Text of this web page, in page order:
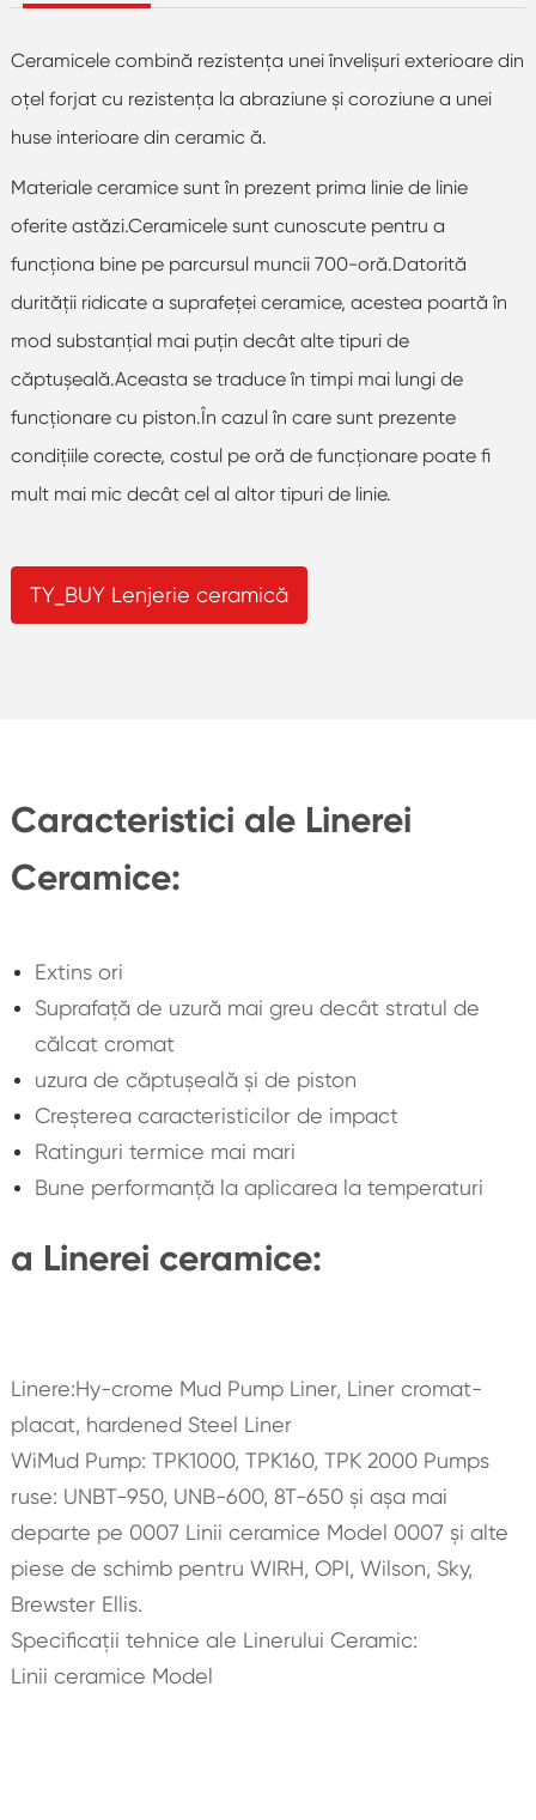
Ceramicele combină rezistența unei învelișuri exterioare din
oțel forjat cu rezistența la abraziune și coroziune a unei
huse interioare din ceramic ă.
Materiale ceramice sunt în prezent prima linie de linie
oferite astăzi.Ceramicele sunt cunoscute pentru a
funcționa bine pe parcursul muncii 700-oră.Datorită
durității ridicate a suprafeței ceramice, acestea poartă în
mod substanțial mai puțin decât alte tipuri de
căptușeală.Aceasta se traduce în timpi mai lungi de
funcționare cu piston.În cazul în care sunt prezente
condițiile corecte, costul pe oră de funcționare poate fi
mult mai mic decât cel al altor tipuri de linie.
TY_BUY Lenjerie ceramică
Caracteristici ale Linerei
Ceramice:
Extins ori
Suprafață de uzură mai greu decât stratul de
călcat cromat
uzura de căptuşeală și de piston
Creșterea caracteristicilor de impact
Ratinguri termice mai mari
Bune performanță la aplicarea la temperaturi
a Linerei ceramice:
Linere:Hy-crome Mud Pump Liner, Liner cromat-
placat, hardened Steel Liner
WiMud Pump: TPK1000, TPK160, TPK 2000 Pumps
ruse: UNBT-950, UNB-600, 8T-650 și așa mai
departe pe 0007 Linii ceramice Model 0007 și alte
piese de schimb pentru WIRH, OPI, Wilson, Sky,
Brewster Ellis.
Specificații tehnice ale Linerului Ceramic:
Linii ceramice Model